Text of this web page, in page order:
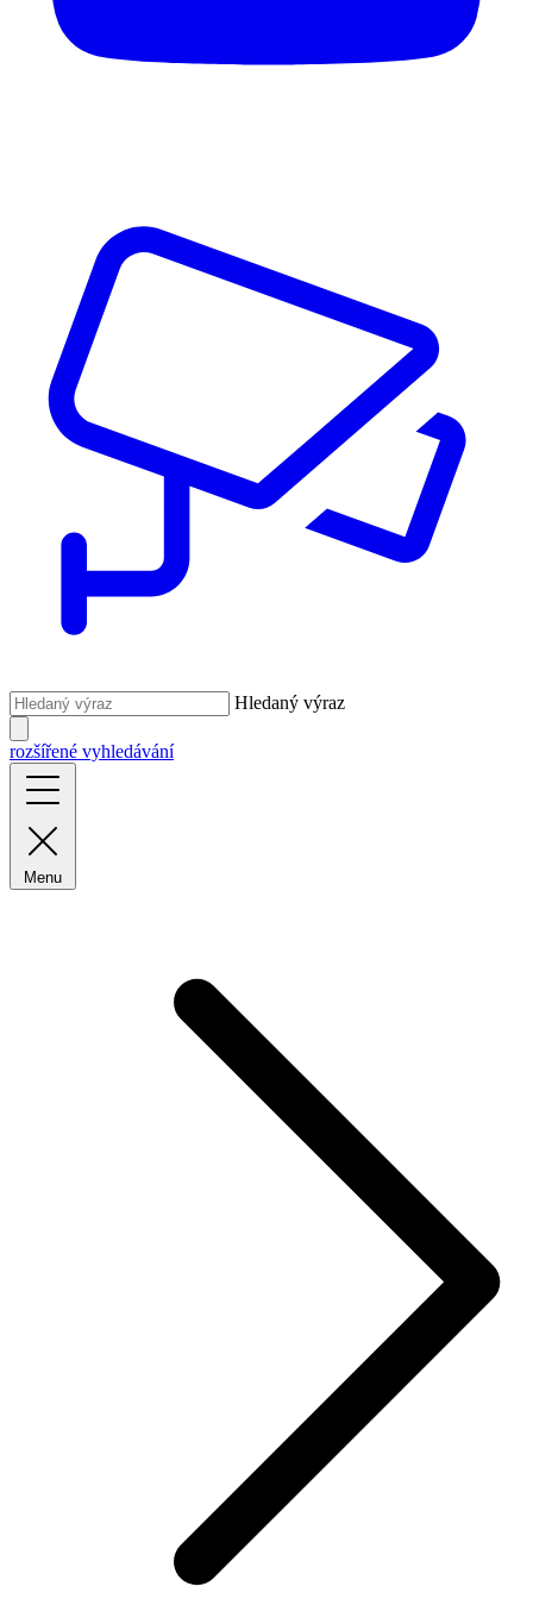
Hledaný výraz
rozšířené vyhledávání
Menu